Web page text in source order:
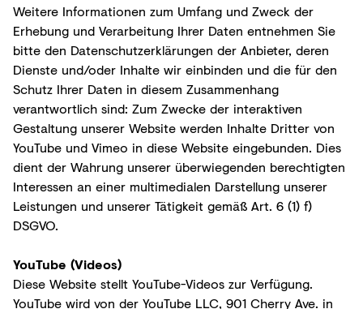
Weitere Informationen zum Umfang und Zweck der
Erhebung und Verarbeitung Ihrer Daten entnehmen Sie
bitte den Datenschutzerklärungen der Anbieter, deren
Dienste und/oder Inhalte wir einbinden und die für den
Schutz Ihrer Daten in diesem Zusammenhang
verantwortlich sind: Zum Zwecke der interaktiven
Gestaltung unserer Website werden Inhalte Dritter von
YouTube und Vimeo in diese Website eingebunden. Dies
dient der Wahrung unserer überwiegenden berechtigten
Interessen an einer multimedialen Darstellung unserer
Leistungen und unserer Tätigkeit gemäß Art. 6 (1) f)
DSGVO.
YouTube (Videos)
Diese Website stellt YouTube-Videos zur Verfügung.
YouTube wird von der YouTube LLC, 901 Cherry Ave. in